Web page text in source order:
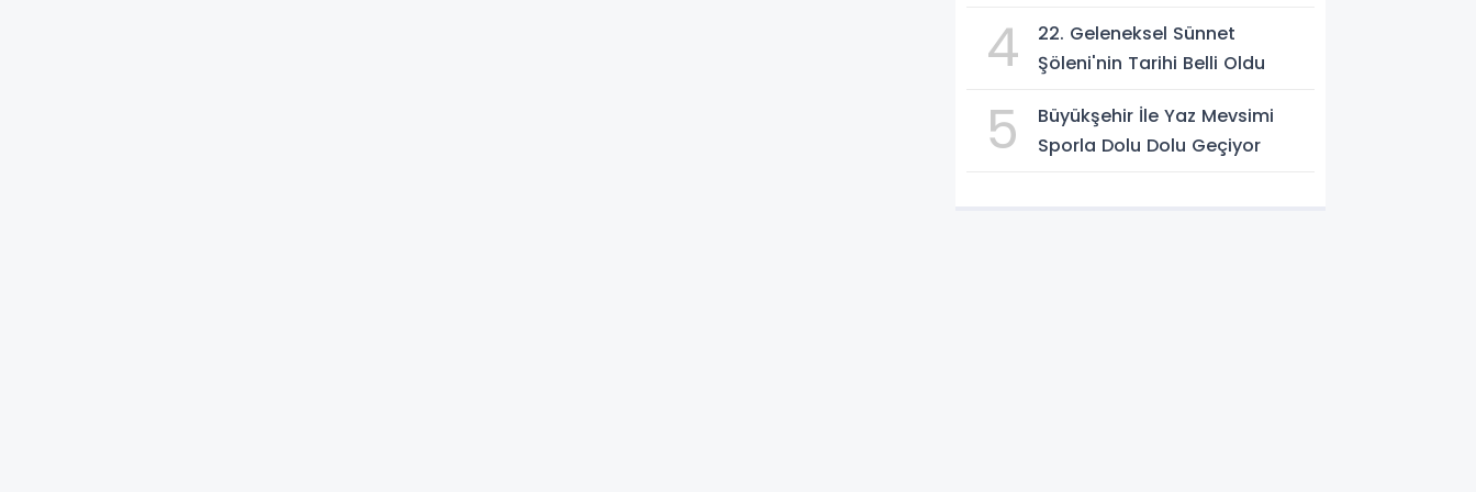
4
22. Geleneksel Sünnet
Şöleni'nin Tarihi Belli Oldu
5
Büyükşehir İle Yaz Mevsimi
Sporla Dolu Dolu Geçiyor